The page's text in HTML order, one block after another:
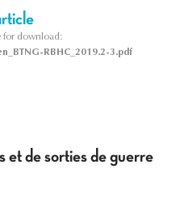
for download:
RBHC_2019.2-3.pdf
et de sorties de guerre